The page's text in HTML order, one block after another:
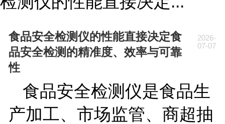
食品安全检测仪的性能直接决定食
品安全检测的精准度、效率与可靠
性
2026-
07-07
食品安全检测仪是食品生
产加工、市场监管、商超抽